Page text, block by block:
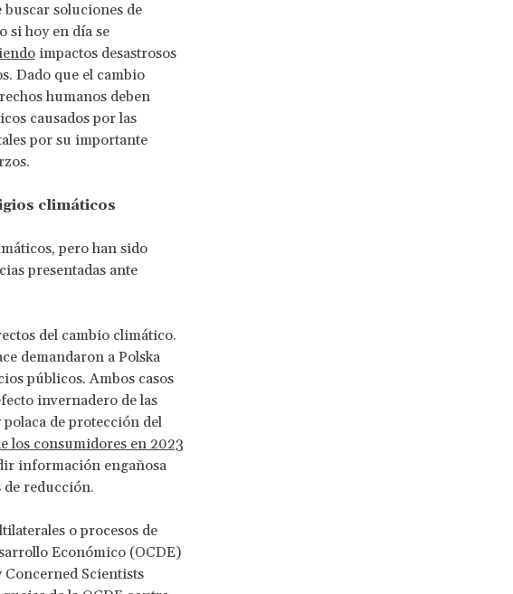
buscar soluciones de
si hoy en día se
impactos desastrosos
Dado que el cambio
humanos deben
causados por las
por su importante
climáticos
pero han sido
presentadas ante
del cambio climático.
demandaron a Polska
públicos. Ambos casos
invernadero de las
de protección del
los consumidores en 2023
información engañosa
de reducción.
o procesos de
Económico (OCDE)
Concerned Scientists